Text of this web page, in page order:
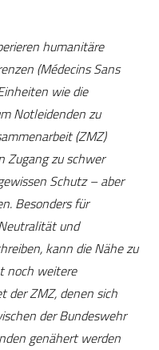
humanitäre
(Médecins Sans
wie die
Notleidenden zu
(ZMZ)
Zugang zu schwer
Schutz – aber
Besonders für
und
kann die Nähe zu
noch weitere
der ZMZ, denen sich
der Bundeswehr
genähert werden